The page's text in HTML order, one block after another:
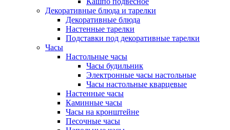
Декоративные блюда и тарелки
Декоративные блюда
Настенные тарелки
Подставки под декоративные тарелки
Часы
Настольные часы
Часы будильник
Электронные часы настольные
Часы настольные кварцевые
Настенные часы
Каминные часы
Часы на кронштейне
Песочные часы